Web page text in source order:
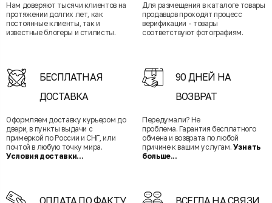
Нам доверяют тысячи клиентов на
протяжении долгих лет, как
постоянные клиенты, так и
известные блогеры и стилисты.
Для размещения в каталоге товары
продавцов проходят процесс
верификации - товары
соответствуют фотографиям.
БЕСПЛАТНАЯ
ДОСТАВКА
Оформляем доставку курьером до
двери, в пункты выдачи с
примеркой по России и СНГ, или
почтой в любую точку мира.
Условия доставки...
90 ДНЕЙ НА
ВОЗВРАТ
Передумали? Не
проблема. Гарантия бесплатного
обмена и возврата по любой
причине к вашим услугам. Узнать
больше...